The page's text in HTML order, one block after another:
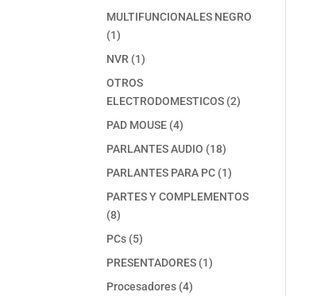
productos
MULTIFUNCIONALES NEGRO
11
producto
NVR 11
producto
OTROS
ELECTRODOMESTICOS 22
PAD MOUSE 44
productos
PARLANTES AUDIO 1818
productos
PARLANTES PARA PC 11
producto
PARTES Y COMPLEMENTOS
88
productos
PCs 55
productos
PRESENTADORES 11
Procesadores 44